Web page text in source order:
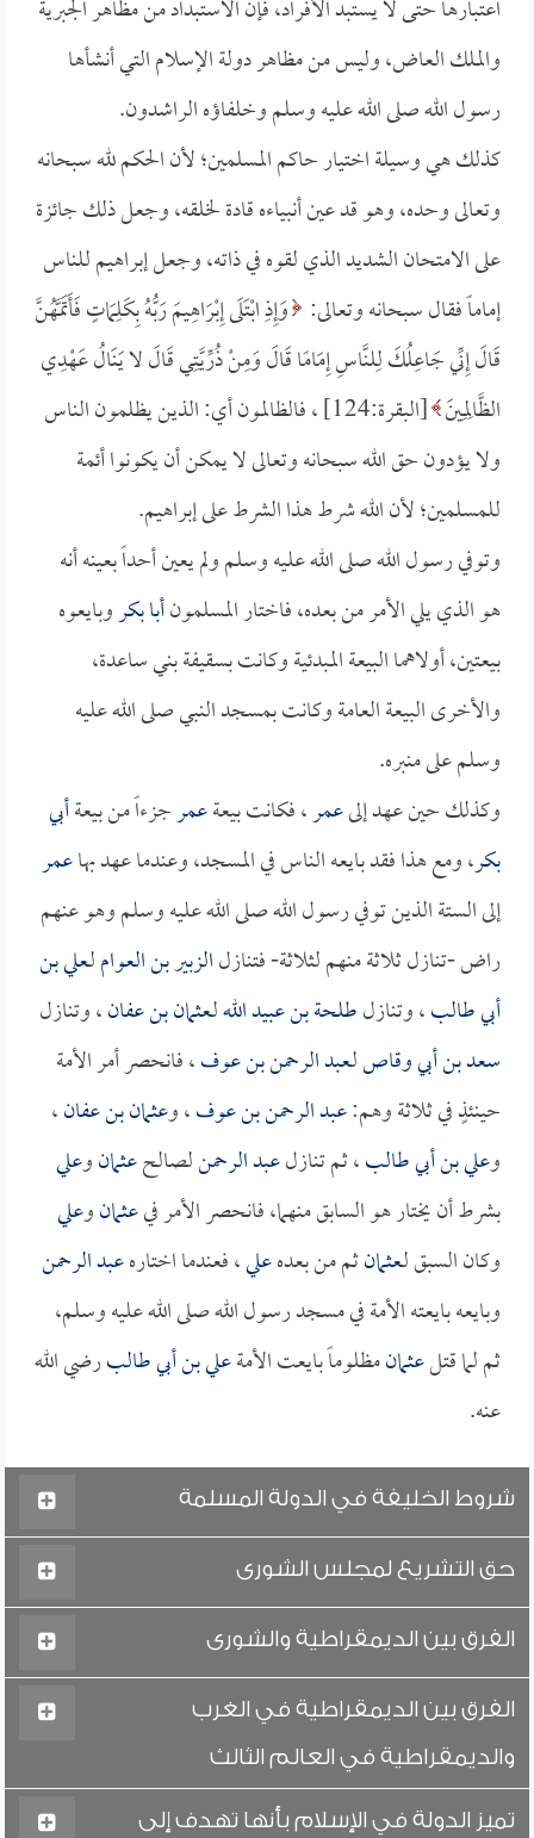
اعتبارها حتى لا يستبد الأفراد، فإن الاستبداد من مظاهر الجبرية
والملك العاض، وليس من مظاهر دولة الإسلام التي أنشأها
رسول الله صلى الله عليه وسلم وخلفاؤه الراشدون.
كذلك هي وسيلة اختيار حاكم المسلمين؛ لأن الحكم لله سبحانه
وتعالى وحده، وهو قد عين أنبياءه قادة لخلقه، وجعل ذلك جائزة
على الامتحان الشديد الذي لقوه في ذاته، وجعل إبراهيم للناس
إماماً فقال سبحانه وتعالى: وَإِذِ ابْتَلَى إِبْرَاهِيمَ رَبُّهُ بِكَلِمَاتٍ فَأَتَمَّهُنَّ
قَالَ إِنِّي جَاعِلُكَ لِلنَّاسِ إِمَامًا قَالَ وَمِنْ ذُرِّيَّتِي قَالَ لا يَنَالُ عَهْدِي
الظَّالِمِينَ
[البقرة:124] ، فالظالمون أي: الذين يظلمون الناس
ولا يؤدون حق الله سبحانه وتعالى لا يمكن أن يكونوا أئمة
للمسلمين؛ لأن الله شرط هذا الشرط على إبراهيم.
وتوفي رسول الله صلى الله عليه وسلم ولم يعين أحداً بعينه أنه
هو الذي يلي الأمر من بعده، فاختار المسلمونأبا بكروبايعوه
بيعتين، أولاهما البيعة المبدئية وكانت بسقيفة بني ساعدة،
والأخرى البيعة العامة وكانت بمسجد النبي صلى الله عليه
وسلم على منبره.
وكذلك حين عهد إلىعمر، فكانت بيعةعمرجزءاً من بيعةأبي
بكر، ومع هذا فقد بايعه الناس في المسجد، وعندما عهد بهاعمر
إلى الستة الذين توفي رسول الله صلى الله عليه وسلم وهو عنهم
راض -تنازل ثلاثة منهم لثلاثة- فتنازلالزبير بن العواملـعلي بن
أبي طالب، وتنازلطلحة بن عبيد اللهلـعثمان بن عفان، وتنازل
سعد بن أبي وقاصلـعبد الرحمن بن عوف، فانحصر أمر الأمة
حينئذٍ في ثلاثة وهم:عبد الرحمن بن عوف، وعثمان بن عفان،
وعلي بن أبي طالب، ثم تنازلعبد الرحمنلصالحعثمانوعلي
بشرط أن يختار هو السابق منهما، فانحصر الأمر فيعثمانوعلي
وكان السبق لـعثمانثم من بعدهعلي، فعندما اختارهعبد الرحمن
وبايعه بايعته الأمة في مسجد رسول الله صلى الله عليه وسلم،
ثم لما قتلعثمانمظلوماً بايعت الأمةعلي بن أبي طالبرضي الله
عنه.
شروط الخليفة في الدولة المسلمة
حق التشريع لمجلس الشورى
الفرق بين الديمقراطية والشورى
الفرق بين الديمقراطية في الغرب
والديمقراطية في العالم الثالث
تميز الدولة في الإسلام بأنها تهدف إلى